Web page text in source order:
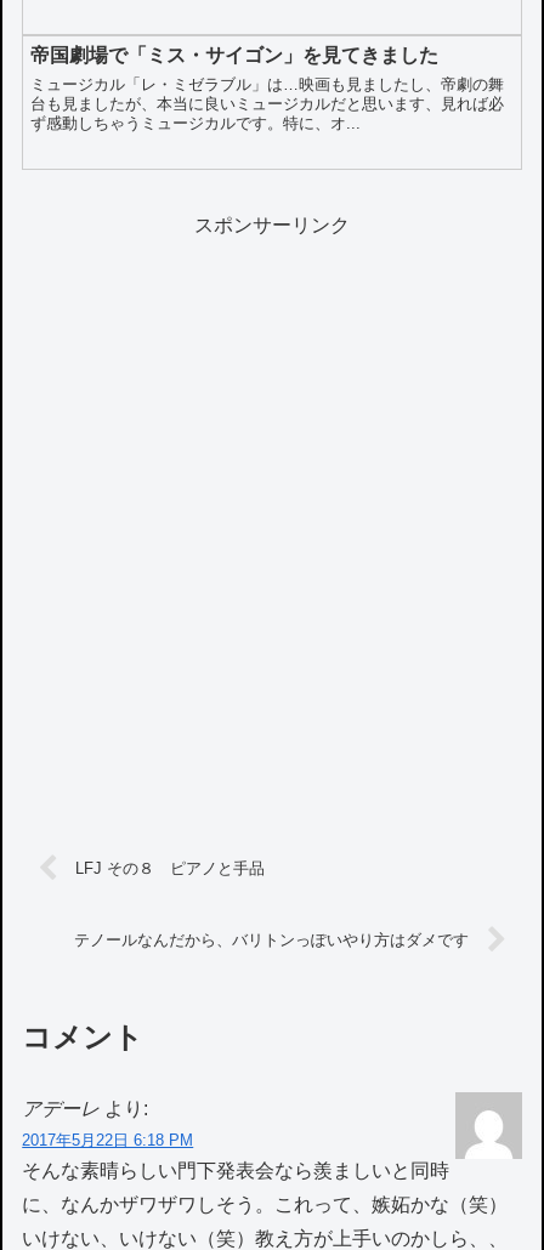
帝国劇場で「ミス・サイゴン」を見てきました
ミュージカル「レ・ミゼラブル」は…映画も見ましたし、帝劇の舞
台も見ましたが、本当に良いミュージカルだと思います、見れば必
ず感動しちゃうミュージカルです。特に、オ...
スポンサーリンク
LFJ その８ ピアノと手品
テノールなんだから、バリトンっぽいやり方はダメです
コメント
アデーレ より:
2017年5月22日 6:18 PM
そんな素晴らしい門下発表会なら羨ましいと同時
に、なんかザワザワしそう。これって、嫉妬かな（笑）
いけない、いけない（笑）教え方が上手いのかしら、、